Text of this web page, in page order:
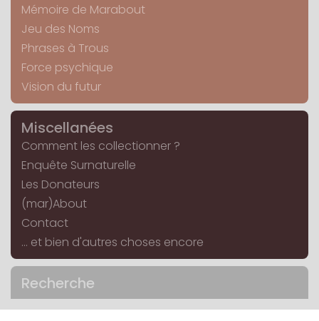
Mémoire de Marabout
Jeu des Noms
Phrases à Trous
Force psychique
Vision du futur
Miscellanées
Comment les collectionner ?
Enquête Surnaturelle
Les Donateurs
(mar)About
Contact
... et bien d'autres choses encore
Recherche